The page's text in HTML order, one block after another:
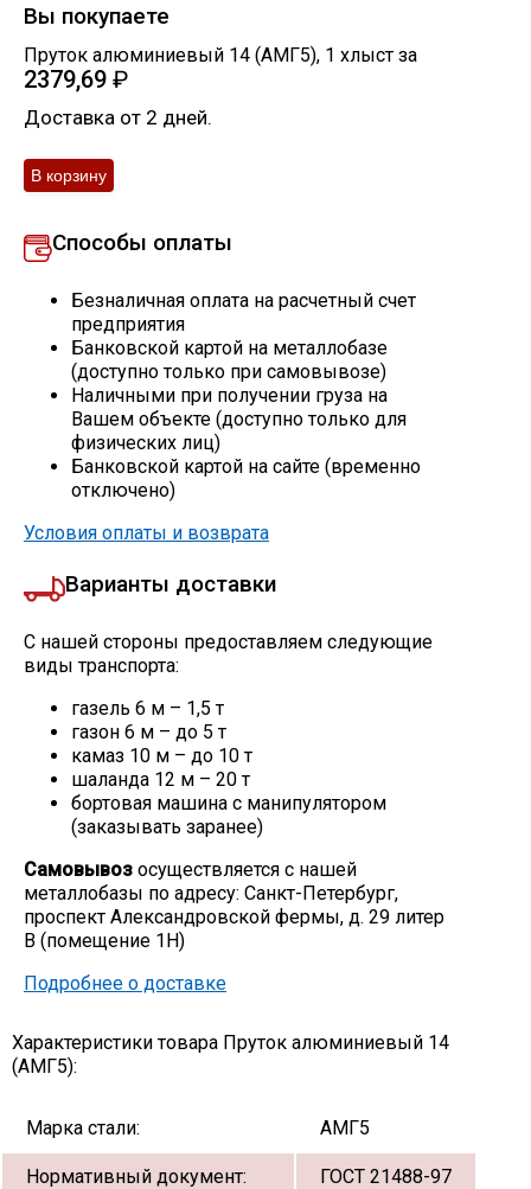
Скобо-гибочные изделия
Остальное
Вы покупаете
Пруток алюминиевый 14 (АМГ5), 1 хлыст за
2379,69 ₽
Доставка от 2 дней.
Способы оплаты
Безналичная оплата на расчетный счет
предприятия
Банковской картой на металлобазе
(доступно только при самовывозе)
Наличными при получении груза на
Вашем объекте (доступно только для
физических лиц)
Банковской картой на сайте (временно
отключено)
Условия оплаты и возврата
Варианты доставки
С нашей стороны предоставляем следующие
виды транспорта:
газель 6 м – 1,5 т
газон 6 м – до 5 т
камаз 10 м – до 10 т
шаланда 12 м – 20 т
бортовая машина с манипулятором
(заказывать заранее)
Самовывоз осуществляется с нашей
металлобазы по адресу: Санкт-Петербург,
проспект Александровской фермы, д. 29 литер
В (помещение 1Н)
Подробнее о доставке
Характеристики товара Пруток алюминиевый 14
(АМГ5):
Марка стали: АМГ5
Нормативный документ: ГОСТ 21488-97